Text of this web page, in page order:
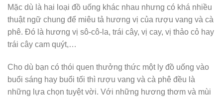
Mặc dù là hai loại đồ uống khác nhau nhưng có khá nhiều
thuật ngữ chung để miêu tả hương vị của rượu vang và cà
phê. Đó là hương vị sô-cô-la, trái cây, vị cay, vị thảo cỏ hay
trái cây cam quýt,…
Cho dù bạn có thói quen thưởng thức một ly đồ uống vào
buổi sáng hay buổi tối thì rượu vang và cà phê đều là
những lựa chọn tuyệt vời. Với những hương thơm và mùi